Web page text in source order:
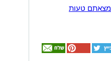
מצאתם טעות